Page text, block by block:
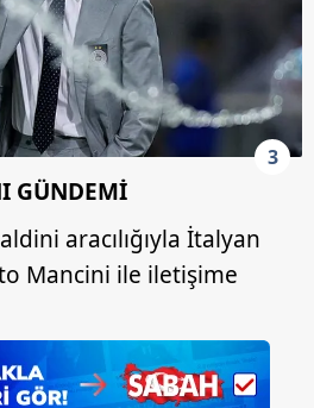
3
GÜNDEMİ
aracılığıyla İtalyan
Mancini ile iletişime